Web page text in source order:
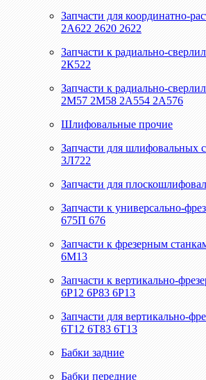
Запчасти для координатно-
2А622 2620 2622
Запчасти к радиально-
2К522
Запчасти к радиально-
2М57 2М58 2А554 2А576
Шлифовальные прочие
Запчасти для шлифовальных
3Л722
Запчасти для
Запчасти к универсально-
675П 676
Запчасти к фрезерным
6М13
Запчасти к вертикально-
6Р12 6Р83 6Р13
Запчасти для вертикально-
6Т12 6Т83 6Т13
Бабки задние
Бабки передние